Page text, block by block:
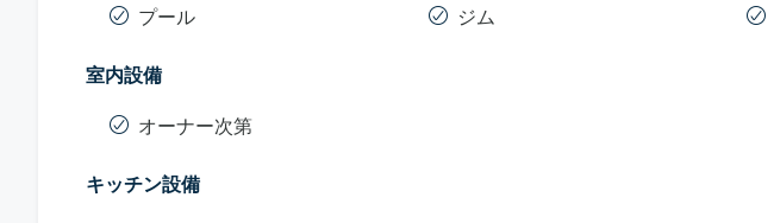
プール ジム
室内設備
オーナー次第
キッチン設備